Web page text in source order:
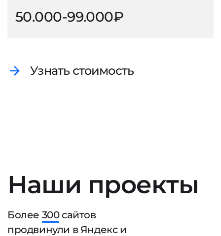
50.000-99.000₽
Узнать стоимость
Наши проекты
Более 300сайтов
продвинули в Яндекс и